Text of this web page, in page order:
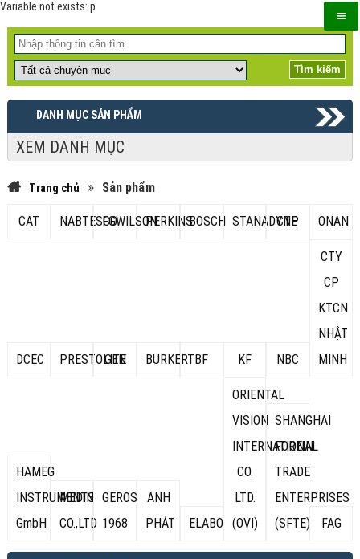
Variable not exists: p
DANH MỤC SẢN PHẨM
XEM DANH MỤC
Trang chủ Sản phẩm
CAT NABTESCOFGWILSONPERKINSBOSCH STANADYNE
CTP ONAN
DCEC PRESTOLITE
GEN BURKERTBF KF NBC
CTY
CP
KTCN
NHẬT
MINH
HAMEG
INSTRUMENTS
GmbH
MEDIN
CO.,LTD
GEROS
1968
ANH
PHÁT
ELABO
ORIENTAL
VISION
INTERNATIONAL
CO.
LTD.
(OVI)
SHANGHAI
FOREIN
TRADE
ENTERPRISES
(SFTE)
FAG